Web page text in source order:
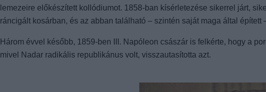
lemezeire előkészített kollódiumot. 1858-ban kísérletezése sikerrel járt,
ráncigált kosárban, és az abban található – szintén saját maga által épített
Három évvel később, 1859-ben III. Napóleon császár is felkérte, hogy a
mivel Nadar radikális republikánus volt, visszautasította azt.